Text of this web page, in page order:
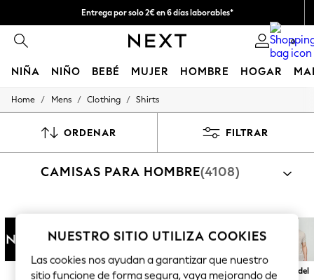
Entrega por solo 2€ en 6 días laborables*
Devoluciones fáciles en 28 días* 0
NIÑA NIÑO BEBÉ MUJER HOMBRE HOGAR
GIRLS
50 - 92cm (0 - 24 months)
140 - 174cm (10 - 15+ years)
All Clothing
Sweatshirts & Hoodies
Home / Mens / Clothing / Shirts
ORDENAR FILTRAR
CAMISAS PARA HOMBRE(4108)
Camisas
Shirts And Shorts Set
Regular Manga larga
Ropa del
NUESTRO SITIO UTILIZA COOKIES
Las cookies nos ayudan a garantizar que nuestro
sitio funcione de forma segura, vaya mejorando de